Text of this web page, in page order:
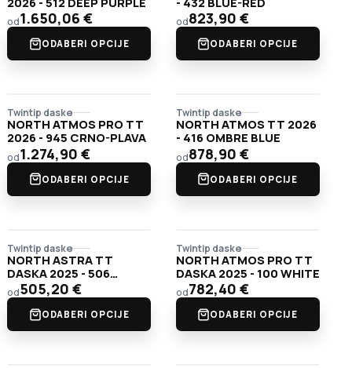
od1.650,06 €
ODABERI OPCIJE
od823,90 €
ODABERI OPCIJE
Twintip daske
NORTH ATMOS PRO TT
2026 - 945 CRNO-PLAVA
od1.274,90 €
ODABERI OPCIJE
Twintip daske
NORTH ATMOS TT 2026
- 416 OMBRE BLUE
od878,90 €
ODABERI OPCIJE
Twintip daske
NORTH ASTRA TT
DASKA 2025 - 506
INDIGO
od505,20 €
ODABERI OPCIJE
Twintip daske
NORTH ATMOS PRO TT
DASKA 2025 - 100 WHITE
od782,40 €
ODABERI OPCIJE